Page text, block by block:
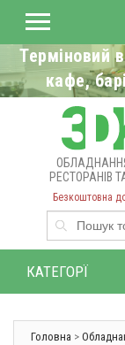
Терміновий
кафе,
РЕСТОРАНІВ
Безкоштовна
КАТЕГОРЇ
Головна >